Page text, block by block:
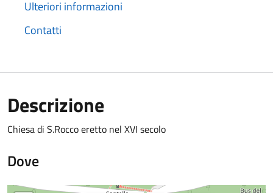
Ulteriori informazioni
Contatti
Descrizione
Chiesa di S.Rocco eretto nel XVI secolo
Dove